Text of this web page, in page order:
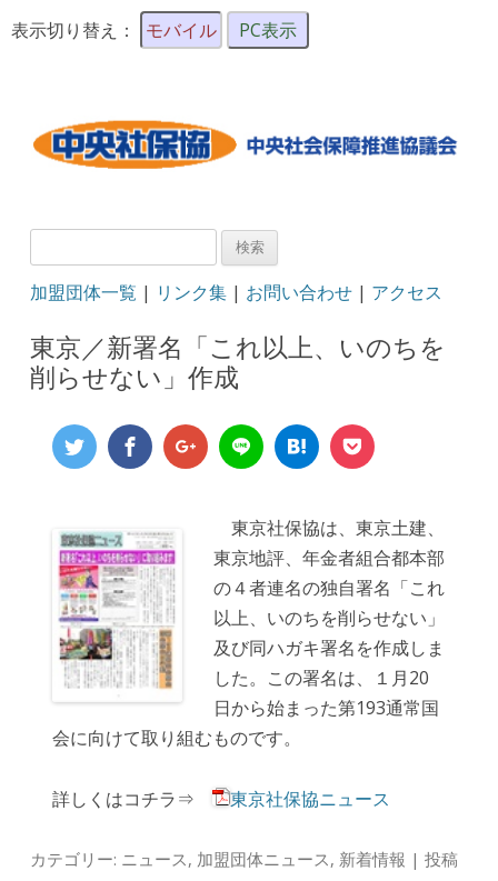
表示切り替え： モバイル PC表示
検
加盟団体一覧 | リンク集 | お問い合わせ | アクセス
東京／新署名「これ以上、いのちを
削らせない」作成
東京社保協は、東京土建、
東京地評、年金者組合都本部
の４者連名の独自署名「これ
以上、いのちを削らせない」
及び同ハガキ署名を作成しま
した。この署名は、１月20
日から始まった第193通常国
会に向けて取り組むものです。
詳しくはコチラ⇒ 東京社保協ニュース
カテゴリー: ニュース, 加盟団体ニュース, 新着情報 | 投稿